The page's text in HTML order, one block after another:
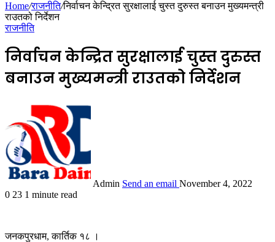
Home/राजनीति/निर्वाचन केन्द्रित सुरक्षालाई चुस्त दुरुस्त बनाउन मुख्यमन्त्री
राउतको निर्देशन
राजनीति
निर्वाचन केन्द्रित सुरक्षालाई चुस्त दुरुस्त
बनाउन मुख्यमन्त्री राउतको निर्देशन
Admin Send an email November 4, 2022
0 23 1 minute read
जनकपुरधाम, कार्तिक १८ ।